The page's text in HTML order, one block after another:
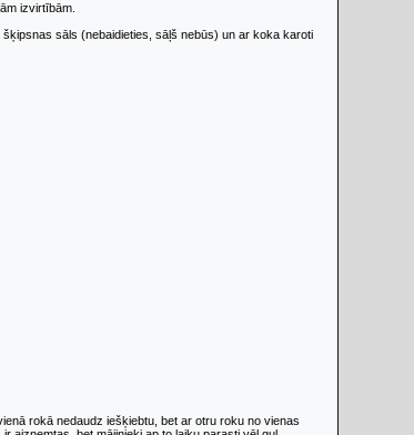
izvirtībām.
sāls (nebaidieties, sāļš nebūs) un ar koka karoti
rokā nedaudz iešķiebtu, bet ar otru roku no vienas